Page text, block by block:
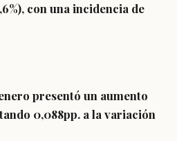
, con una incidencia de
presentó un aumento
0,088pp. a la variación